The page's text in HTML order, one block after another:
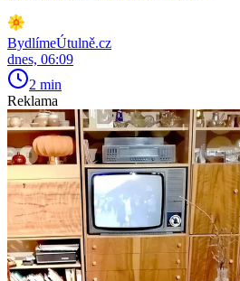
BydlímeÚtulně.cz
dnes, 06:09
2 min
Reklama